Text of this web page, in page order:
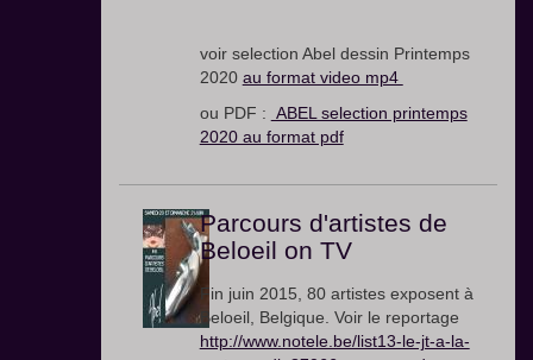
voir selection Abel dessin Printemps
2020 au format video mp4
ou PDF : ABEL selection printemps
2020 au format pdf
Parcours d'artistes de
Beloeil on TV
Fin juin 2015, 80 artistes exposent à
Beloeil, Belgique. Voir le reportage
http://www.notele.be/list13-le-jt-a-la-